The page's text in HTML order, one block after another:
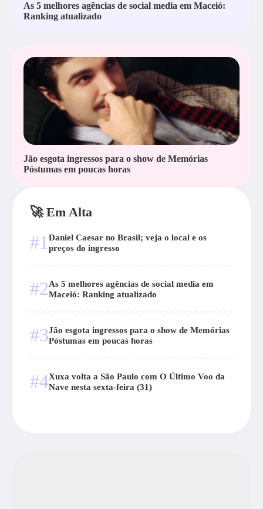
As 5 melhores agências de social media em Maceió:
Ranking atualizado
Jão esgota ingressos para o show de Memórias
Póstumas em poucas horas
🚀 Em Alta
#1 Daniel Caesar no Brasil; veja o local e os
preços do ingresso
#2As 5 melhores agências de social media em
Maceió: Ranking atualizado
#3Jão esgota ingressos para o show de Memórias
Póstumas em poucas horas
#4Xuxa volta a São Paulo com O Último Voo da
Nave nesta sexta-feira (31)